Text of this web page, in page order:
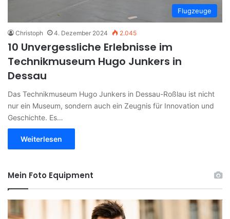
Flugzeuge
Christoph 4. Dezember 2024 2.045
10 Unvergessliche Erlebnisse im
Technikmuseum Hugo Junkers in
Dessau
Das Technikmuseum Hugo Junkers in Dessau-Roßlau ist nicht
nur ein Museum, sondern auch ein Zeugnis für Innovation und
Geschichte. Es…
Weiterlesen
Mein Foto Equipment